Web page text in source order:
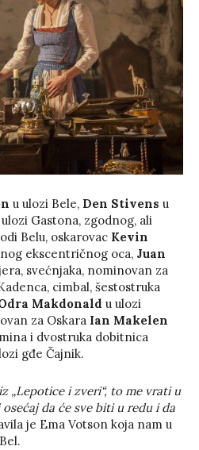
u ulozi Bele, Den Stivens u
Gastona, zgodnog, ali
Belu, oskarovac Kevin
ekscentričnog oca, Juan
svećnjaka, nominovan za
cimbal, šestostruka
Makdonald u ulozi
za Oskara Ian Makelen
i dvostruka dobitnica
gđe Čajnik.
„Lepotice i zveri“, to me vrati u
da će sve biti u redu i da
je Ema Votson koja nam u